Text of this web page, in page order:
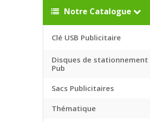
Notre Catalogue
Clé USB Publicitaire
Disques de stationnement
Pub
Sacs Publicitaires
Thématique